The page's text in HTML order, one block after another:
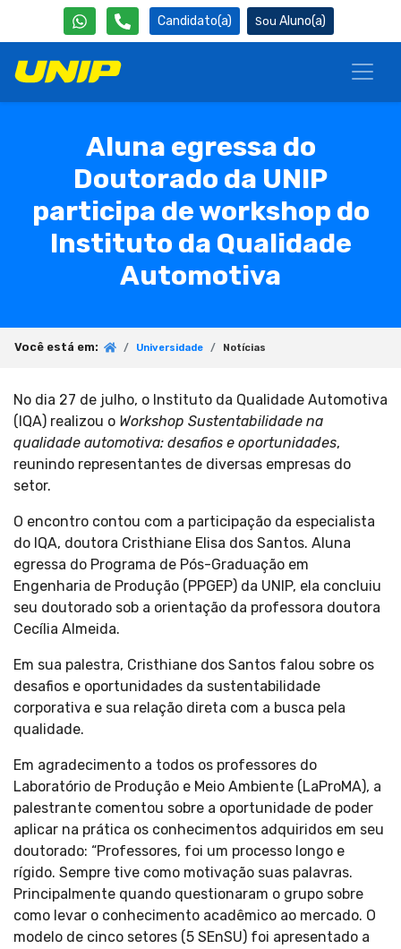
Candidato(a) Aluno(a)
Aluna egressa do
Doutorado da UNIP
participa de workshop do
Instituto da Qualidade
Automotiva
Você está em: Universidade Notícias
No dia 27 de julho, o Instituto da Qualidade Automotiva
(IQA) realizou o Workshop Sustentabilidade na
qualidade automotiva: desafios e oportunidades,
reunindo representantes de diversas empresas do
setor.
O encontro contou com a participação da especialista
do IQA, doutora Cristhiane Elisa dos Santos. Aluna
egressa do Programa de Pós-Graduação em
Engenharia de Produção (PPGEP) da UNIP, ela concluiu
seu doutorado sob a orientação da professora doutora
Cecília Almeida.
Em sua palestra, Cristhiane dos Santos falou sobre os
desafios e oportunidades da sustentabilidade
corporativa e sua relação direta com a busca pela
qualidade.
Em agradecimento a todos os professores do
Laboratório de Produção e Meio Ambiente (LaProMA), a
palestrante comentou sobre a oportunidade de poder
aplicar na prática os conhecimentos adquiridos em seu
doutorado: “Professores, foi um processo longo e
rígido. Sempre tive como motivação suas palavras.
Principalmente quando questionaram o grupo sobre
como levar o conhecimento acadêmico ao mercado. O
modelo de cinco setores (5 SEnSU) foi apresentado a